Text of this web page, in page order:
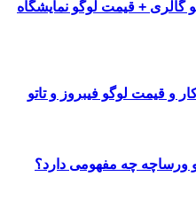
گالری + قیمت لوگو نمایشگاه
و قیمت لوگو فیبروز و تاتو
ورساچه چه مفهومی دارد؟